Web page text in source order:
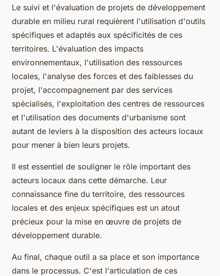
Le suivi et l'évaluation de projets de développement
durable en milieu rural requièrent l'utilisation d'outils
spécifiques et adaptés aux spécificités de ces
territoires. L'évaluation des impacts
environnementaux, l'utilisation des ressources
locales, l'analyse des forces et des faiblesses du
projet, l'accompagnement par des services
spécialisés, l'exploitation des centres de ressources
et l'utilisation des documents d'urbanisme sont
autant de leviers à la disposition des acteurs locaux
pour mener à bien leurs projets.
Il est essentiel de souligner le rôle important des
acteurs locaux dans cette démarche. Leur
connaissance fine du territoire, des ressources
locales et des enjeux spécifiques est un atout
précieux pour la mise en œuvre de projets de
développement durable.
Au final, chaque outil a sa place et son importance
dans le processus. C'est l'articulation de ces